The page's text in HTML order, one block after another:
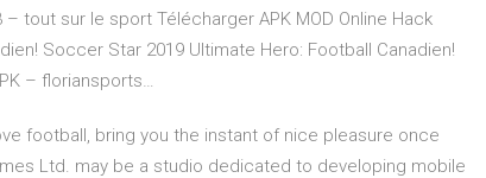
– tout sur le sport Télécharger APK MOD Online Hack
Soccer Star 2019 Ultimate Hero: Football Canadien!
– floriansports…
football, bring you the instant of nice pleasure once
Ltd. may be a studio dedicated to developing mobile